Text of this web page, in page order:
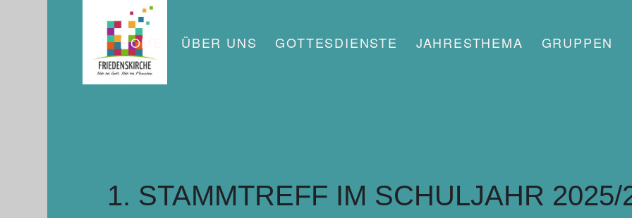
Navigation
HOME ÜBER UNS GOTTESDIENSTE JAHRESTHEMA GRUPPEN
1. STAMMTREFF IM SCHULJAHR 2025/